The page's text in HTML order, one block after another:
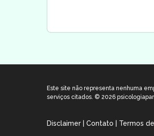
Este site não representa nenhuma
serviços citados. © 2026
Disclaimer Contato Termos